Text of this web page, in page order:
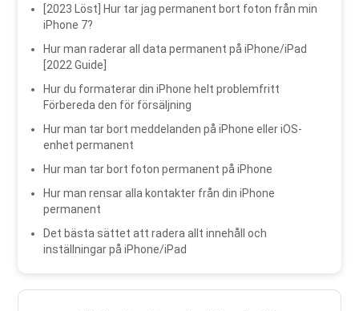
[2023 Löst] Hur tar jag permanent bort foton från min
iPhone 7?
Hur man raderar all data permanent på iPhone/iPad
[2022 Guide]
Hur du formaterar din iPhone helt problemfritt
Förbereda den för försäljning
Hur man tar bort meddelanden på iPhone eller iOS-
enhet permanent
Hur man tar bort foton permanent på iPhone
Hur man rensar alla kontakter från din iPhone
permanent
Det bästa sättet att radera allt innehåll och
inställningar på iPhone/iPad